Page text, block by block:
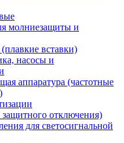
молниезащиты и
вставки)
насосы и
аппаратура (частотные
отключения)
для светосигнальной